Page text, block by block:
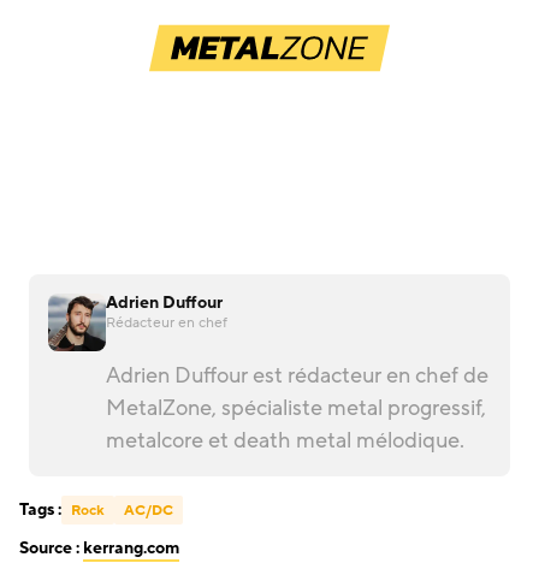
Adrien Duffour
Rédacteur en chef
Adrien Duffour est rédacteur en chef de
MetalZone, spécialiste metal progressif,
metalcore et death metal mélodique.
Tags : Rock AC/DC
Source : kerrang.com